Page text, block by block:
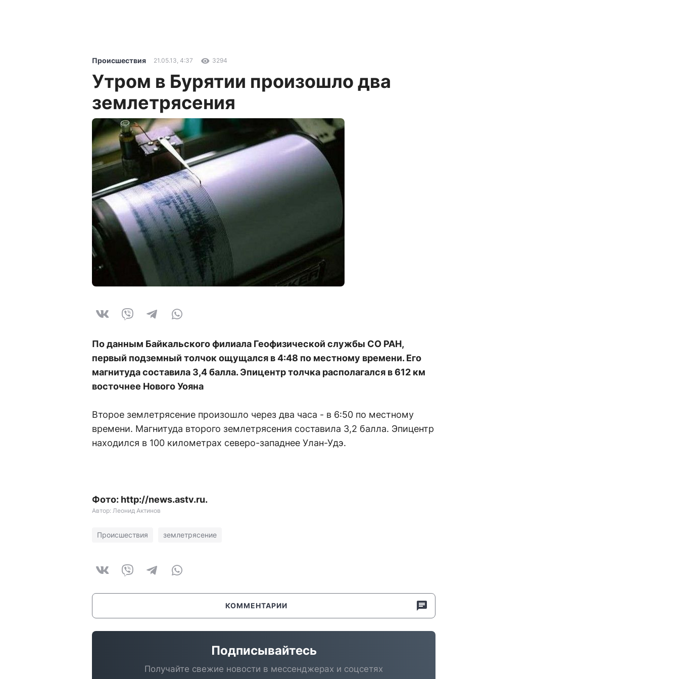
Происшествия 21.05.13, 4:37 3294
Утром в Бурятии произошло два
землетрясения
По данным Байкальского филиала Геофизической службы СО РАН,
первый подземный толчок ощущался в 4:48 по местному времени. Его
магнитуда составила 3,4 балла. Эпицентр толчка располагался в 612 км
восточнее Нового Уояна
Второе землетрясение произошло через два часа - в 6:50 по местному
времени. Магнитуда второго землетрясения составила 3,2 балла. Эпицентр
находился в 100 километрах северо-западнее Улан-Удэ.
Фото: http://news.astv.ru.
Автор: Леонид Актинов
Происшествия землетрясение
КОММЕНТАРИИ
Подписывайтесь
Получайте свежие новости в мессенджерах и соцсетях